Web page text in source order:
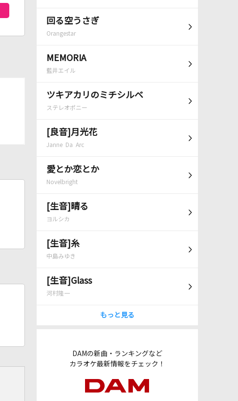
回る空うさぎ
Orangestar
MEMORIA
藍井エイル
ツキアカリのミチシルベ
ステレオポニー
[良音]月光花
Janne Da Arc
愛とか恋とか
Novelbright
[生音]晴る
ヨルシカ
[生音]糸
中島みゆき
[生音]Glass
河村隆一
もっと見る
DAMの新曲・ランキングなど
カラオケ最新情報をチェック！